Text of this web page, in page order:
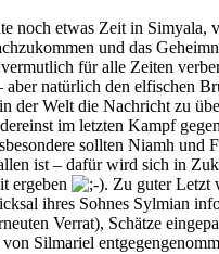
noch etwas Zeit in Simyala,
und das
für alle Zeiten
aber natürlich den elfischen
der Welt die Nachricht zu
im letzten Kampf
sollten Niamh und
ist – dafür wird sich in
ergeben
. Zu guter Letzt
ihres Sohnes Sylmian
Verrat), Schätze
Silmariel